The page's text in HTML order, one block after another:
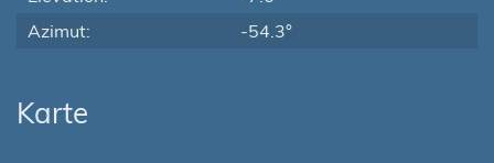
Azimut:
-54.3°
Karte